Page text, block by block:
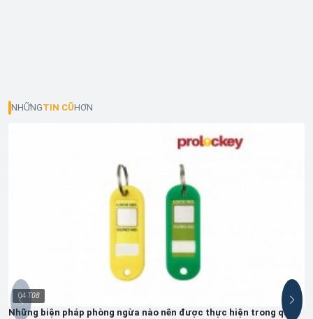
NHỮNGTIN CŨHƠN
04 T08
Những biện pháp phòng ngừa nào nên được thực hiện trong quá